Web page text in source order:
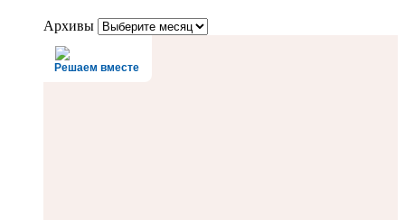
Архивы
Решаем вместе